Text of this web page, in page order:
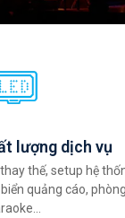
lượng dịch vụ
thế, setup hệ
quảng cáo,